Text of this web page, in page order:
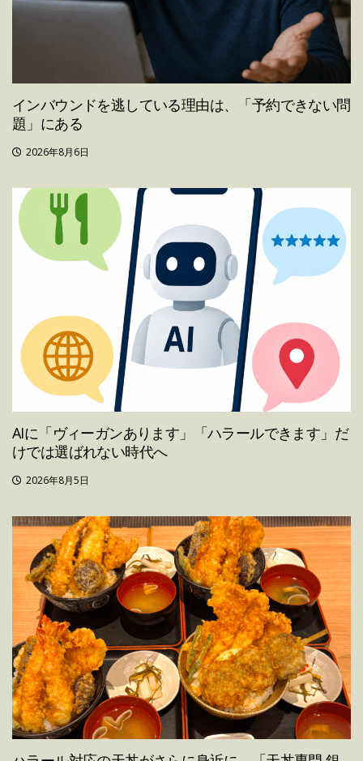
インバウンドを逃している理由は、「予約できない問
題」にある
2026年8月6日
AIに「ヴィーガンあります」「ハラールできます」だ
けでは選ばれない時代へ
2026年8月5日